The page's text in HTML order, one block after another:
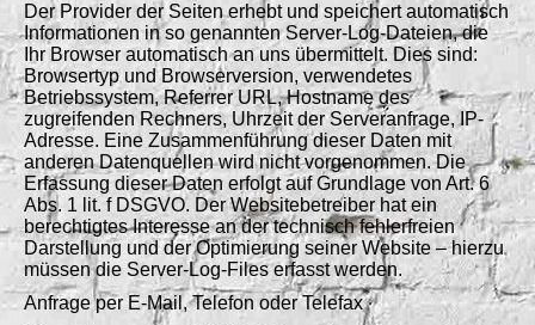
Der Provider der Seiten erhebt und speichert automatisch
Informationen in so genannten Server-Log-Dateien, die
Ihr Browser automatisch an uns übermittelt. Dies sind:
Browsertyp und Browserversion, verwendetes
Betriebssystem, Referrer URL, Hostname des
zugreifenden Rechners, Uhrzeit der Serveranfrage, IP-
Adresse. Eine Zusammenführung dieser Daten mit
anderen Datenquellen wird nicht vorgenommen. Die
Erfassung dieser Daten erfolgt auf Grundlage von Art. 6
Abs. 1 lit. f DSGVO. Der Websitebetreiber hat ein
berechtigtes Interesse an der technisch fehlerfreien
Darstellung und der Optimierung seiner Website – hierzu
müssen die Server-Log-Files erfasst werden.
Anfrage per E-Mail, Telefon oder Telefax